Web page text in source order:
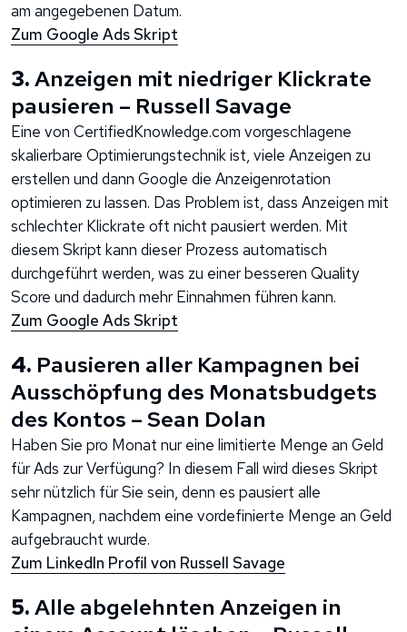
am angegebenen Datum.
Zum Google Ads Skript
3.Anzeigen mit niedriger Klickrate
pausieren – Russell Savage
Eine von CertifiedKnowledge.com vorgeschlagene
skalierbare Optimierungstechnik ist, viele Anzeigen zu
erstellen und dann Google die Anzeigenrotation
optimieren zu lassen. Das Problem ist, dass Anzeigen mit
schlechter Klickrate oft nicht pausiert werden. Mit
diesem Skript kann dieser Prozess automatisch
durchgeführt werden, was zu einer besseren Quality
Score und dadurch mehr Einnahmen führen kann.
Zum Google Ads Skript
4. Pausieren aller Kampagnen bei
Ausschöpfung des Monatsbudgets
des Kontos – Sean Dolan
Haben Sie pro Monat nur eine limitierte Menge an Geld
für Ads zur Verfügung? In diesem Fall wird dieses Skript
sehr nützlich für Sie sein, denn es pausiert alle
Kampagnen, nachdem eine vordefinierte Menge an Geld
aufgebraucht wurde.
Zum LinkedIn Profil von Russell Savage
5.Alle abgelehnten Anzeigen in